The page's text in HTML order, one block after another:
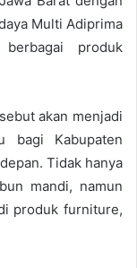
Multi Adiprima
berbagai produk
akan menjadi
bagi Kabupaten
Tidak hanya
mandi, namun
produk furniture,